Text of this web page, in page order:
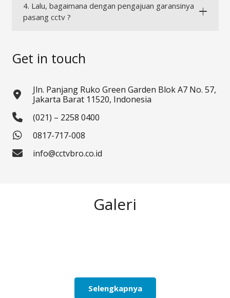
4. Lalu, bagaimana dengan pengajuan garansinya
pasang cctv ?
Get in touch
Jln. Panjang Ruko Green Garden Blok A7 No. 57,
Jakarta Barat 11520, Indonesia
(021) – 2258 0400
0817-717-008
info@cctvbro.co.id
Galeri
Selengkapnya